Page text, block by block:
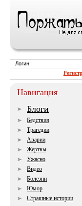
Навигация
Блоги
Бедствия
Трагедии
Аварии
Жертвы
Ужасно
Видео
Болезни
Юмор
Страшные истории